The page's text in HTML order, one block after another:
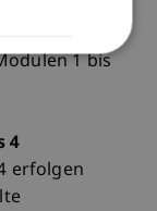
Der
1 bis
4
erfolgen